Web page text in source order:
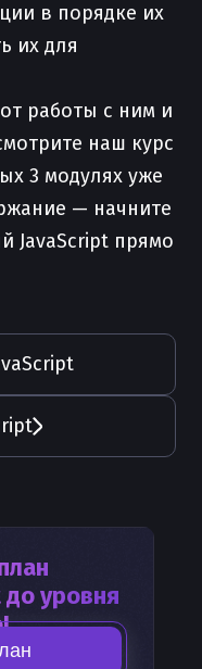
в порядке их
их для
работы с ним и
наш курс
3 модулях уже
— начните
JavaScript прямо
до уровня
развития